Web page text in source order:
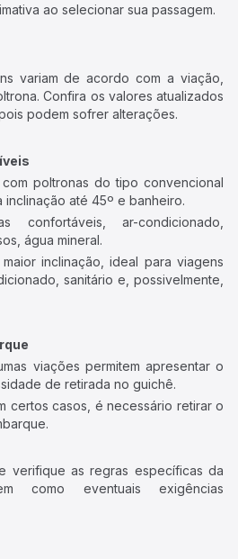
ao selecionar sua passagem.
variam de acordo com a viação,
Confira os valores atualizados
podem sofrer alterações.
poltronas do tipo convencional
inclinação até 45º e banheiro.
confortáveis, ar-condicionado,
água mineral.
maior inclinação, ideal para viagens
sanitário e, possivelmente,
viações permitem apresentar o
de retirada no guichê.
certos casos, é necessário retirar o
verifique as regras específicas da
como eventuais exigências